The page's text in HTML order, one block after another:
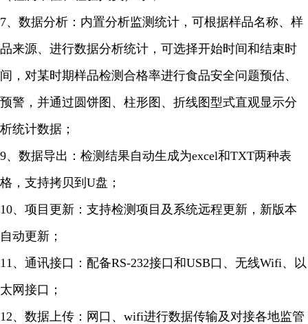
7、数据分析：内置分析监测统计，可根据样品名称、样
品来源、进行数据分析统计，可选择开始时间和结束时
间，对某时期样品检测合格率进行食品安全问题预估、
预警，并通过圆饼图、柱形图、折线图型式直观显示分
析统计数据；
9、数据导出：检测结果自动生成为excel和TXT两种表
格，支持拷贝到U盘；
10、项目更新：支持检测项目及系统远程更新，新版本
自动更新；
11、通讯接口：配备RS-232接口和USB口、无线Wifi、以
太网接口；
12、数据上传：网口、wifi进行数据传输及对接各地监管